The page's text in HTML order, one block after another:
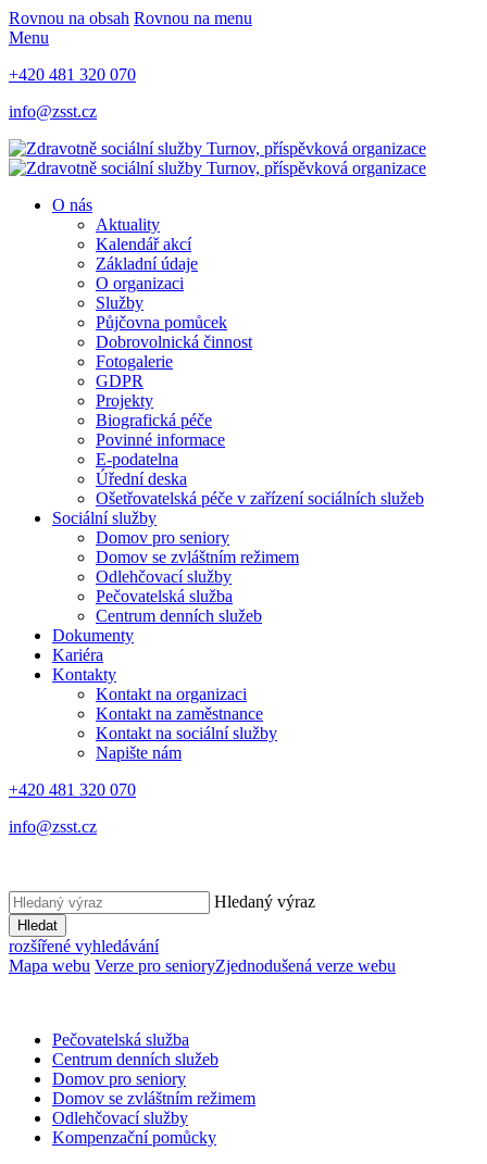
Rovnou na obsah Rovnou na menu
Menu
+420 481 320 070
info@zsst.cz
O nás
Aktuality
Kalendář akcí
Základní údaje
O organizaci
Služby
Půjčovna pomůcek
Dobrovolnická činnost
Fotogalerie
GDPR
Projekty
Biografická péče
Povinné informace
E-podatelna
Úřední deska
Ošetřovatelská péče v zařízení sociálních služeb
Sociální služby
Domov pro seniory
Domov se zvláštním režimem
Odlehčovací služby
Pečovatelská služba
Centrum denních služeb
Dokumenty
Kariéra
Kontakty
Kontakt na organizaci
Kontakt na zaměstnance
Kontakt na sociální služby
Napište nám
+420 481 320 070
info@zsst.cz
Hledaný výraz
Hledat
rozšířené vyhledávání
Mapa webu Verze pro senioryZjednodušená verze webu
Pečovatelská služba
Centrum denních služeb
Domov pro seniory
Domov se zvláštním režimem
Odlehčovací služby
Kompenzační pomůcky